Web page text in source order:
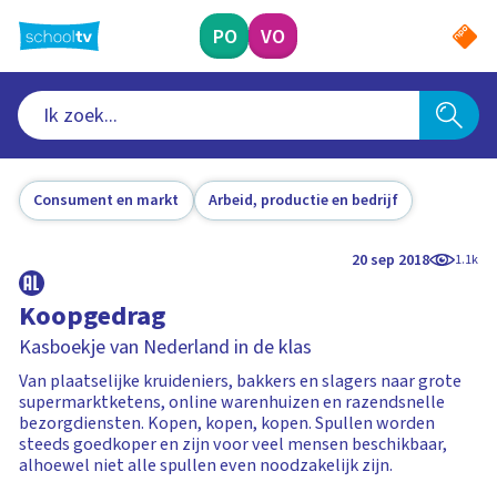
naar
hoofdinhoud
PO VO
Consument en markt Arbeid, productie en bedrijf
20 sep 2018 1.1k
Koopgedrag
Kasboekje van Nederland in de klas
Van plaatselijke kruideniers, bakkers en slagers naar grote
supermarktketens, online warenhuizen en razendsnelle
bezorgdiensten. Kopen, kopen, kopen. Spullen worden
steeds goedkoper en zijn voor veel mensen beschikbaar,
alhoewel niet alle spullen even noodzakelijk zijn.